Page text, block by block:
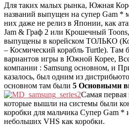
Для таких малых рынка, Южная
названий выпущен на супер Gam *
них даже не релиз в Японии, как
Jam & Граф 2 или Крошечный
выпущены в корейском ТОЛЬКО
– Космический корабль Turtle). Там
вариантов игры в Южной Корее,
компании : Samsung основном, и
казалось, был одним из
основном там были 5 Основными
Самая первая
которые вышли на системы были
коробки для мальчика Супер Gam *
небольших VHS как коробки.